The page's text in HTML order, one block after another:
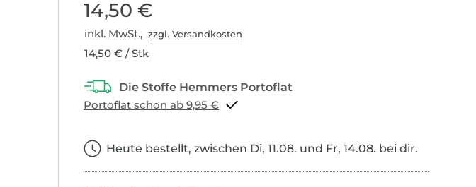
14,50 €
inkl. MwSt.,zzgl. Versandkosten
14,50 € / Stk
Portoflat schon ab 9,95 €
Heute bestellt, zwischen Di, 11.08. und Fr, 14.08. bei dir.